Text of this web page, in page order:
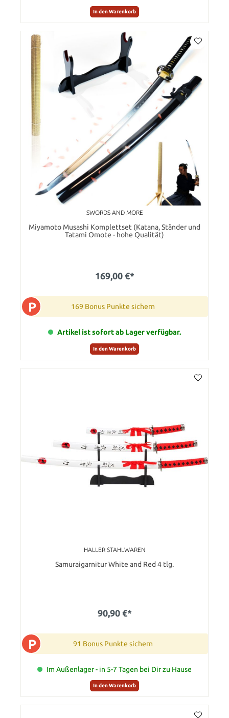
In den Warenkorb
SWORDS AND MORE
Miyamoto Musashi Komplettset (Katana, Ständer und
Tatami Omote - hohe Qualität)
169,00 €*
P 169 Bonus Punkte sichern
Artikel ist sofort ab Lager verfügbar.
In den Warenkorb
HALLER STAHLWAREN
Samuraigarnitur White and Red 4 tlg.
90,90 €*
P 91 Bonus Punkte sichern
Im Außenlager - in 5-7 Tagen bei Dir zu Hause
In den Warenkorb